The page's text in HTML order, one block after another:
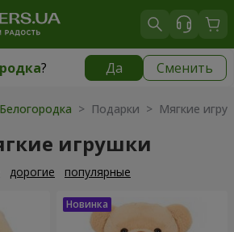
? Да Сменить
|
> Подарки > Мягкие
игрушки
дорогие популярные